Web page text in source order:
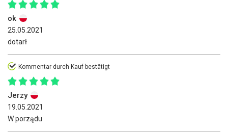
ok
25.05.2021
dotarł
Kommentar durch Kauf bestätigt
Jerzy
19.05.2021
W porządu